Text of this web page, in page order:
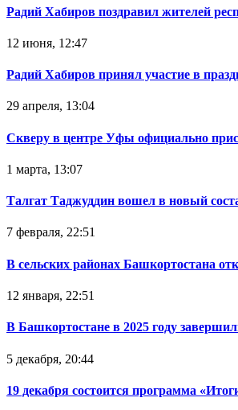
Радий Хабиров поздравил жителей
12 июня, 12:47
Радий Хабиров принял участие в
29 апреля, 13:04
Скверу в центре Уфы официально
1 марта, 13:07
Талгат Таджуддин вошел в новый
7 февраля, 22:51
В сельских районах Башкортостана
12 января, 22:51
В Башкортостане в 2025 году
5 декабря, 20:44
19 декабря состоится программа